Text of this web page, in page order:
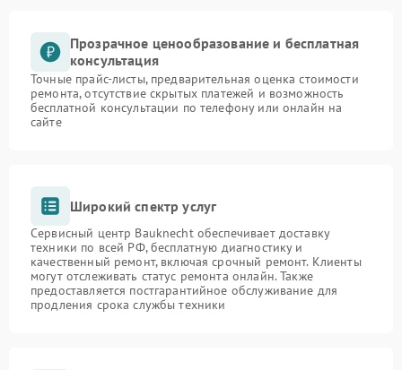
Прозрачное ценообразование и бесплатная
консультация
Точные прайс-листы, предварительная оценка стоимости
ремонта, отсутствие скрытых платежей и возможность
бесплатной консультации по телефону или онлайн на
сайте
Широкий спектр услуг
Сервисный центр Bauknecht обеспечивает доставку
техники по всей РФ, бесплатную диагностику и
качественный ремонт, включая срочный ремонт. Клиенты
могут отслеживать статус ремонта онлайн. Также
предоставляется постгарантийное обслуживание для
продления срока службы техники